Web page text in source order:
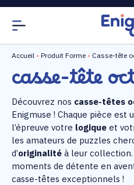
Accueil • Produit Forme • Casse-tête
casse-tête
Découvrez nos casse-têtes
Enigmuse ! Chaque pièce
l’épreuve votre logique et
les amateurs de puzzles
d’originalité à leur collection.
moments de détente en
casse-têtes exceptionnels !